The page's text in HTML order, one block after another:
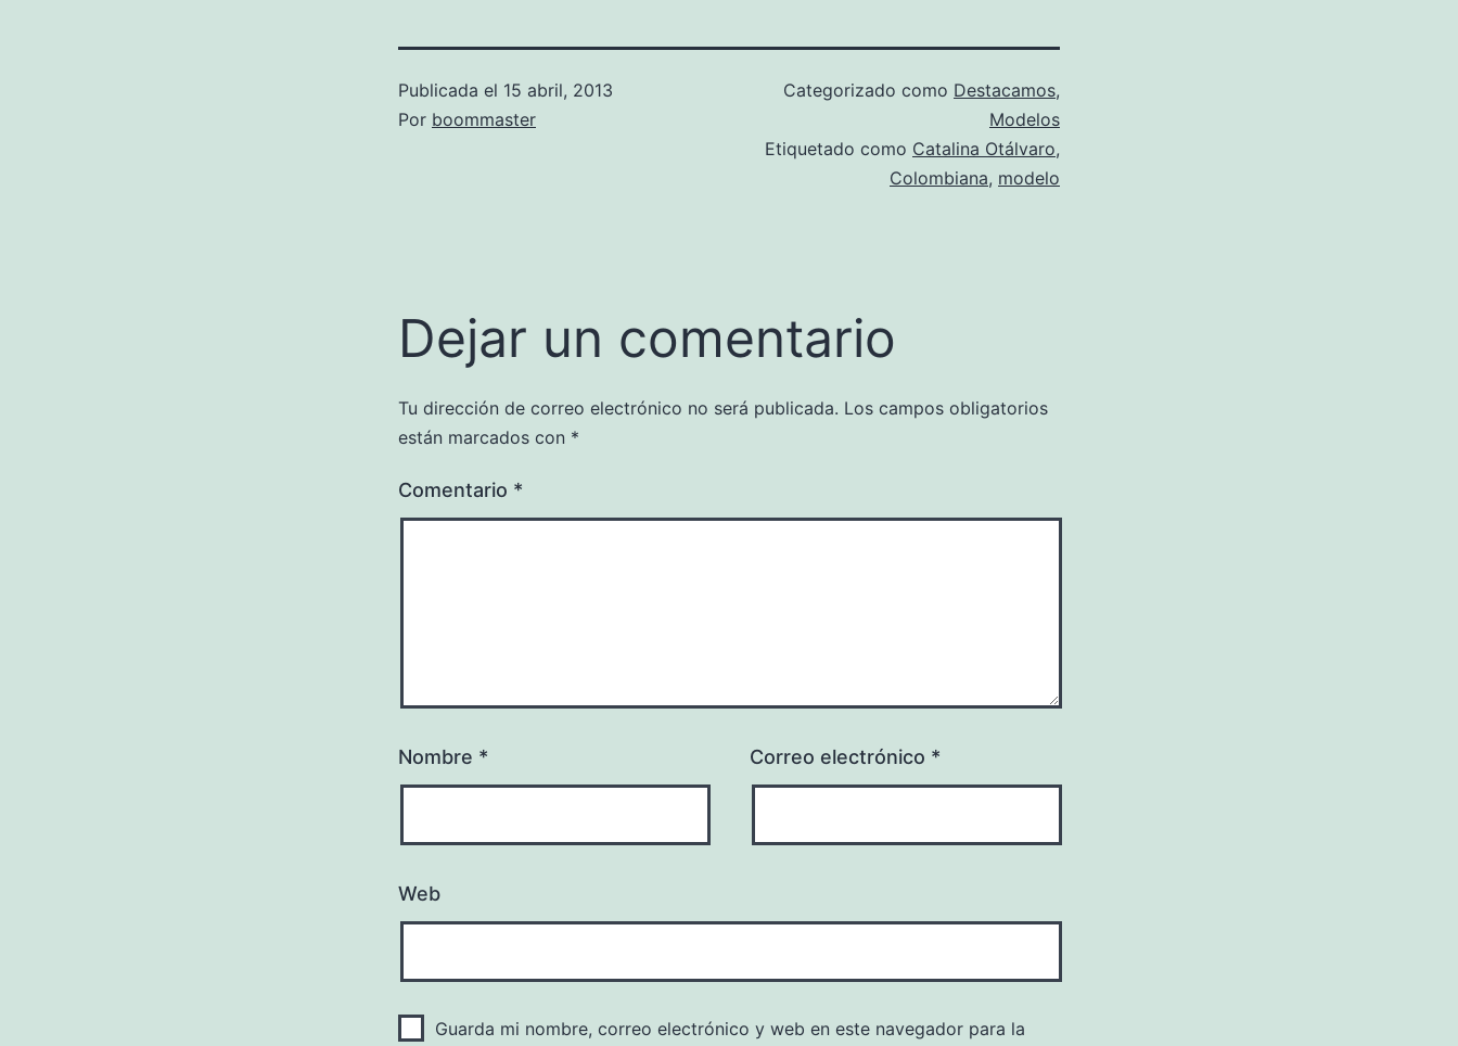
Publicada el 15 abril, 2013
Por boommaster
Categorizado como Destacamos,
Modelos
Etiquetado como Catalina Otálvaro,
Colombiana, modelo
Dejar un comentario
Tu dirección de correo electrónico no será publicada. Los campos obligatorios
están marcados con *
Comentario *
Nombre * Correo electrónico *
Web
Guarda mi nombre, correo electrónico y web en este navegador para la